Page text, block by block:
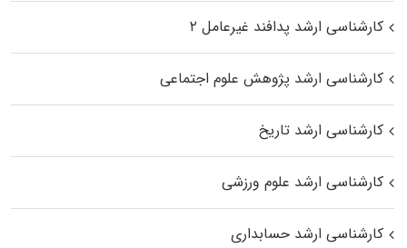
کارشناسی ارشد پدافند غیرعامل ۲
کارشناسی ارشد پژوهش علوم اجتماعی
کارشناسی ارشد تاریخ
کارشناسی ارشد علوم ورزشی
کارشناسی ارشد حسابداری